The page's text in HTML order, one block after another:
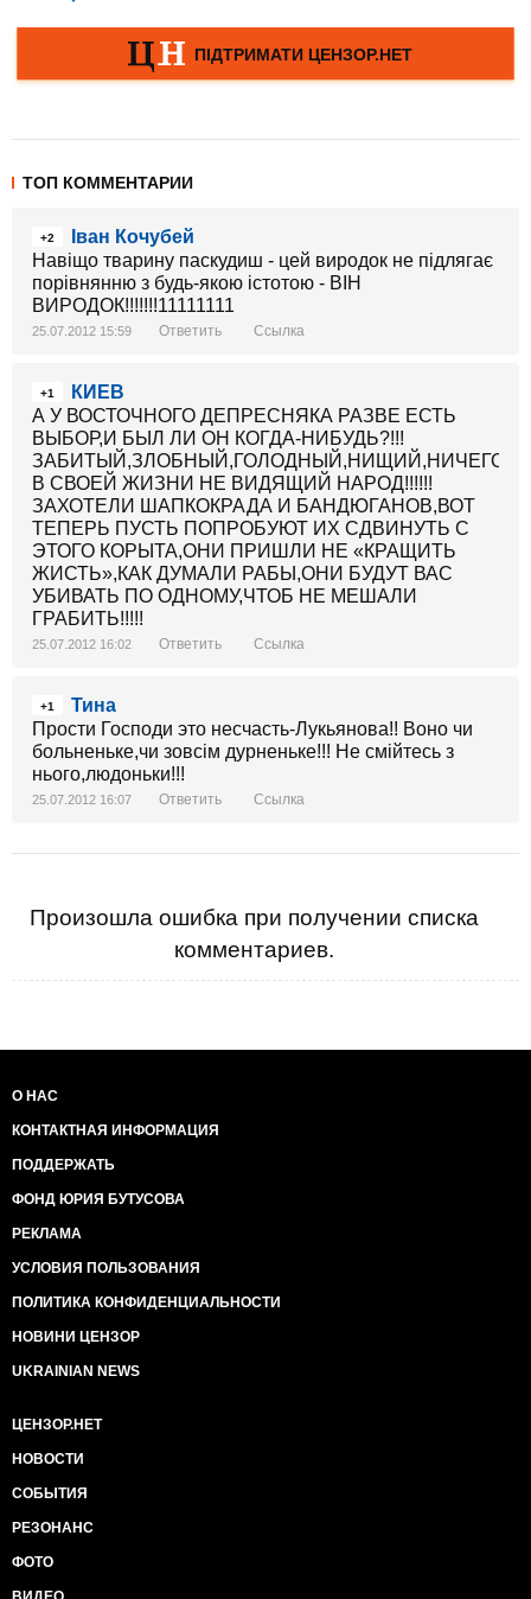
ТОП КОММЕНТАРИИ
+2
Іван Кочубей
Навіщо тварину паскудиш - цей виродок не підлягає
порівнянню з будь-якою істотою - ВІН
ВИРОДОК!!!!!!!11111111
25.07.2012 15:59 Ответить Ссылка
+1
КИЕВ
А У ВОСТОЧНОГО ДЕПРЕСНЯКА РАЗВЕ ЕСТЬ
ВЫБОР,И БЫЛ ЛИ ОН КОГДА-НИБУДЬ?!!!
ЗАБИТЫЙ,ЗЛОБНЫЙ,ГОЛОДНЫЙ,НИЩИЙ,НИЧЕГО
В СВОЕЙ ЖИЗНИ НЕ ВИДЯЩИЙ НАРОД!!!!!!
ЗАХОТЕЛИ ШАПКОКРАДА И БАНДЮГАНОВ,ВОТ
ТЕПЕРЬ ПУСТЬ ПОПРОБУЮТ ИХ СДВИНУТЬ С
ЭТОГО КОРЫТА,ОНИ ПРИШЛИ НЕ «КРАЩИТЬ
ЖИСТЬ»,КАК ДУМАЛИ РАБЫ,ОНИ БУДУТ ВАС
УБИВАТЬ ПО ОДНОМУ,ЧТОБ НЕ МЕШАЛИ
ГРАБИТЬ!!!!!
25.07.2012 16:02 Ответить Ссылка
+1
Тина
Прости Господи это несчасть-Лукьянова!! Воно чи
больненьке,чи зовсім дурненьке!!! Не смійтесь з
нього,людоньки!!!
25.07.2012 16:07 Ответить Ссылка
Произошла ошибка при получении списка
комментариев.
О НАС
КОНТАКТНАЯ ИНФОРМАЦИЯ
ПОДДЕРЖАТЬ
ФОНД ЮРИЯ БУТУСОВА
РЕКЛАМА
УСЛОВИЯ ПОЛЬЗОВАНИЯ
ПОЛИТИКА КОНФИДЕНЦИАЛЬНОСТИ
НОВИНИ ЦЕНЗОР
UKRAINIAN NEWS
ЦЕНЗОР.НЕТ
НОВОСТИ
СОБЫТИЯ
РЕЗОНАНС
ФОТО